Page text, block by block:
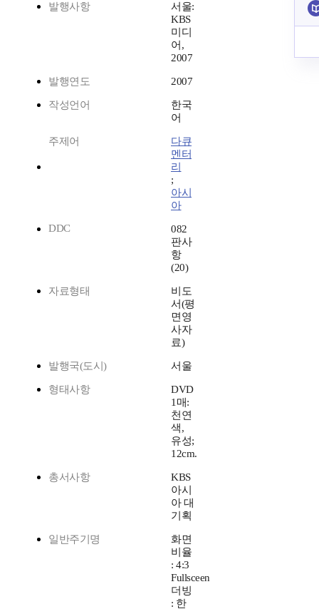
발행사항
서울:
KBS
미디
어,
2007
발행연도 2007
작성언어
한국
어
주제어
다큐
멘터
리
;
아시
아
DDC
082
판사
항
(20)
자료형태
비도
서(평
면영
사자
료)
발행국(도시) 서울
형태사항
DVD
1매:
천연
색,
유성;
12cm.
총서사항
KBS
아시
아 대
기획
일반주기명
화면
비율
: 4:3
Fullsceen
더빙
: 한